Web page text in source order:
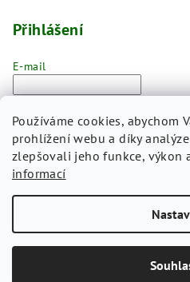
Používáme cookies, abychom
prohlížení webu a díky
zlepšovali jeho funkce, výkon
informací
Přihlášení
E-mail
Přihlásit se
Nová registrace